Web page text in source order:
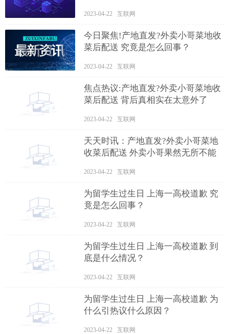
2023-04-22 互联网
今日聚焦!产地直发?外卖小哥菜地收
菜后配送 究竟是怎么回事？
2023-04-22 互联网
焦点热议:产地直发?外卖小哥菜地收
菜后配送 背后真相实在太意外了
2023-04-22 互联网
天天时讯：产地直发?外卖小哥菜地
收菜后配送 外卖小哥果然无所不能
2023-04-22 互联网
为留学生过生日 上海一高校道歉 究
竟是怎么回事？
2023-04-22 互联网
为留学生过生日 上海一高校道歉 到
底是什么情况？
2023-04-22 互联网
为留学生过生日 上海一高校道歉 为
什么引热议什么原因？
2023-04-22 互联网